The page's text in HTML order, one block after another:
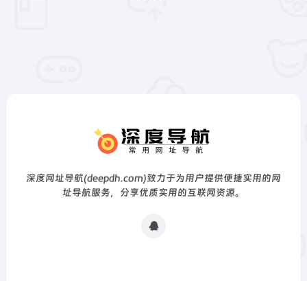
深度网址导航(deepdh.com)致力于为用户提供便捷实用的网
址导航服务，分享优质实用的互联网资源。